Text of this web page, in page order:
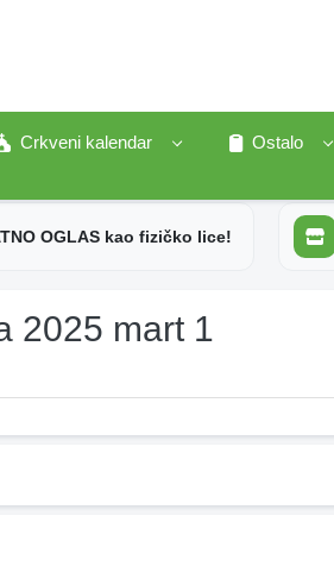
Crkveni kalendar
Ostalo
OGLAS kao fizičko lice!
2025 mart 1